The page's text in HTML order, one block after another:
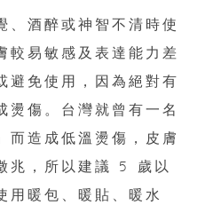
、酒醉或神智不清時使
較易敏感及表達能力差
避免使用，因為絕對有
燙傷。台灣就曾有一名
而造成低溫燙傷，皮膚
兆，所以建議 5 歲以
用暖包、暖貼、暖水